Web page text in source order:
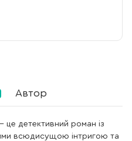
Автор
це детективний роман із
всюдисущою інтригою та